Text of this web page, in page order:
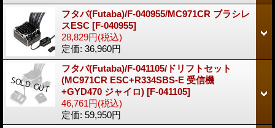
フタバ(Futaba)/F-040955/MC971CR ブラシレ
スESC [F-040955]
28,829円(税込)
定価: 36,960円
フタバ(Futaba)/F-041105/ドリフトセット
(MC971CR ESC+R334SBS-E 受信機
+GYD470 ジャイロ) [F-041105]
46,761円(税込)
定価: 59,950円